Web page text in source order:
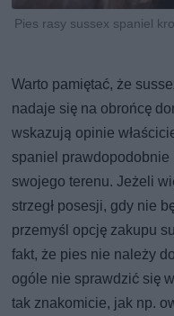
Pies rasy sussex spaniel
Warto pamiętać, że
nadaje się na obrońcę
wskazują opinie
spaniel
swojego terenu. Jeżeli
strzegł posesji, gdy nie
przemyśl opcję zakupu
fakt, że pies nie należy
ogóle nie sprawdzić się
tak znakomicie, jak np.